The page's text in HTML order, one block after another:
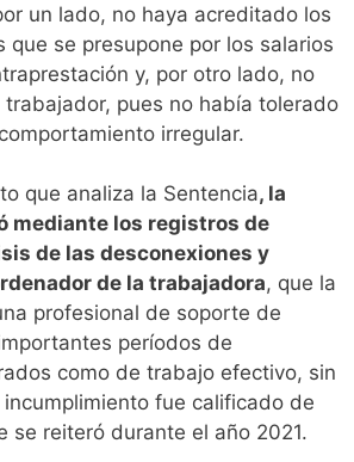
un lado, no haya acreditado los
que se presupone por los salarios
y, por otro lado, no
pues no había tolerado
irregular.
que analiza la Sentencia, la
mediante los registros de
de las desconexiones y
de la trabajadora, que la
profesional de soporte de
períodos de
como de trabajo efectivo, sin
fue calificado de
se reiteró durante el año 2021.